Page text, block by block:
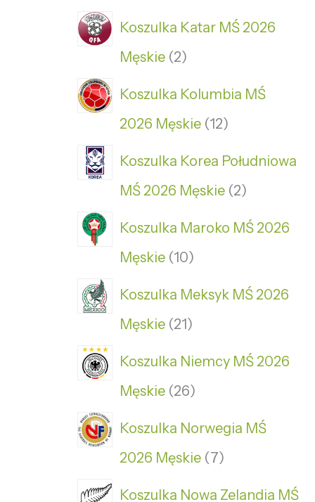
Koszulka Katar MŚ 2026
Męskie 2
Koszulka Kolumbia MŚ
2026 Męskie 12
Koszulka Korea Południowa
MŚ 2026 Męskie 2
Koszulka Maroko MŚ 2026
Męskie 10
Koszulka Meksyk MŚ 2026
Męskie 21
Koszulka Niemcy MŚ 2026
Męskie 26
Koszulka Norwegia MŚ
2026 Męskie 7
Koszulka Nowa Zelandia MŚ